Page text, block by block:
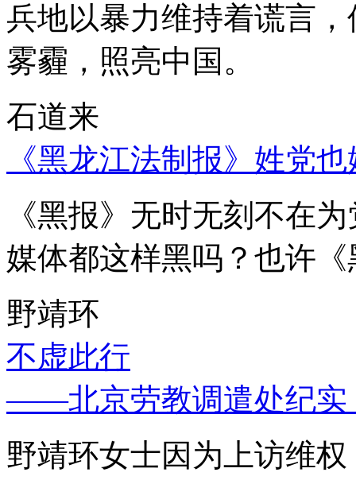
兵地以暴力维持着谎言
雾霾，照亮中国。
石道来
《黑龙江法制报》姓党
《黑报》无时无刻不在
媒体都这样黑吗？也许
野靖环
不虚此行
——北京劳教调遣处纪实
野靖环女士因为上访维